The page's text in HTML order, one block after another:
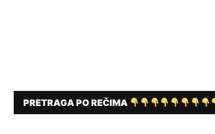
PRETRAGA PO REČIMA